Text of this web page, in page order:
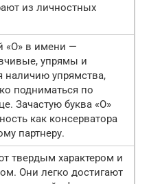
из личностных
«О» в имени —
упрямы и
наличию упрямства,
подниматься по
Зачастую буква «О»
как консерватора
партнеру.
твердым характером и
Они легко достигают